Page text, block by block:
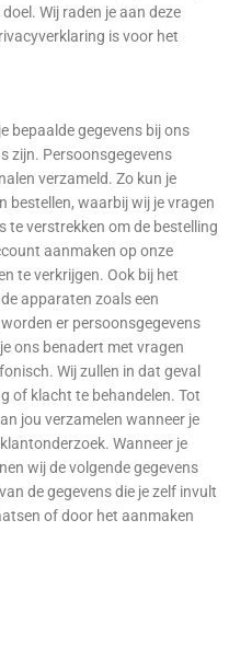
Wij raden je aan deze
is voor het
bepaalde gegevens bij ons
zijn. Persoonsgegevens
verzameld. Zo kun je
bestellen, waarbij wij je vragen
te verstrekken om de bestelling
aanmaken op onze
te verkrijgen. Ook bij het
apparaten zoals een
er persoonsgegevens
ons benadert met vragen
Wij zullen in dat geval
of klacht te behandelen. Tot
jou verzamelen wanneer je
Wanneer je
wij de volgende gegevens
de gegevens die je zelf invult
of door het aanmaken